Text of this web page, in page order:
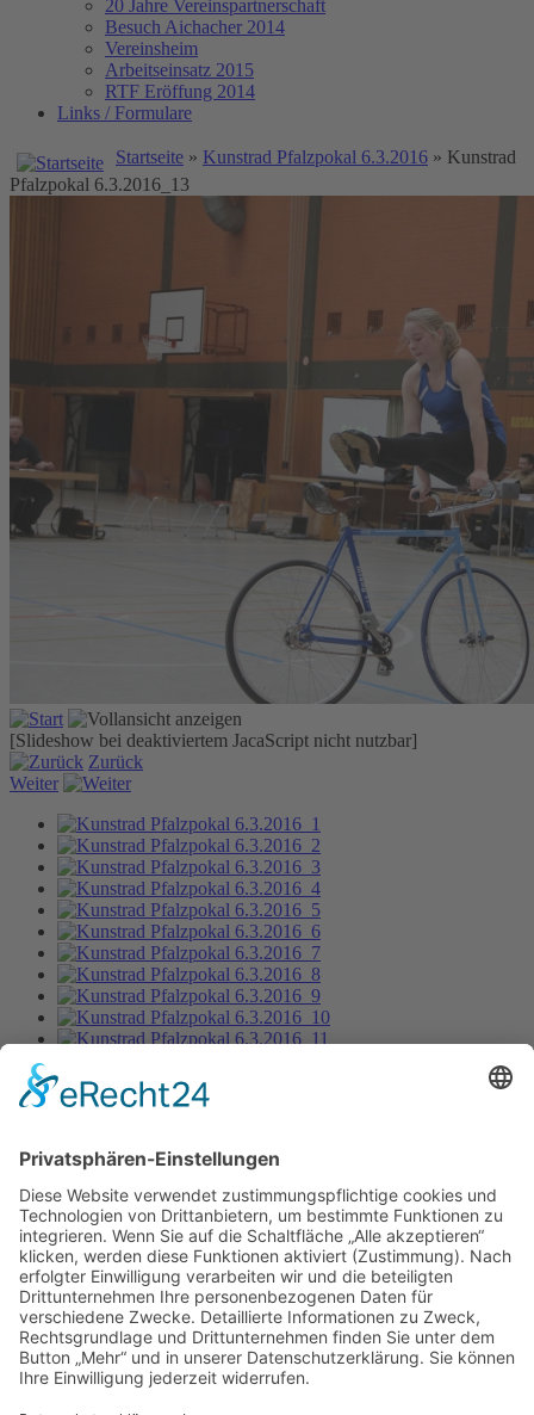
20 Jahre Vereinspartnerschaft
Besuch Aichacher 2014
Vereinsheim
Arbeitseinsatz 2015
RTF Eröffung 2014
Links / Formulare
Startseite » Kunstrad Pfalzpokal 6.3.2016 » Kunstrad
Pfalzpokal 6.3.2016_13
[Slideshow bei deaktiviertem JacaScript nicht nutzbar]
Zurück
Weiter
Kunstrad Pfalzpokal 6.3.2016_13
Bild-Informationen
Aktuelle Seite: